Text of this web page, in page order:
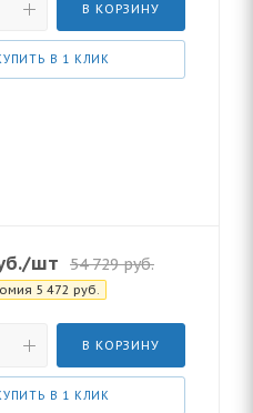
В КОРЗИНУ
В 1 КЛИК
/шт 54 729руб.
5 472 руб.
В КОРЗИНУ
В 1 КЛИК